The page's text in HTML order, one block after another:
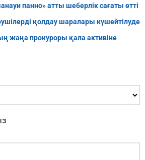
панно» атты шеберлік сағаты өтті
қолдау шаралары күшейтілуде
жаңа прокуроры қала активіне